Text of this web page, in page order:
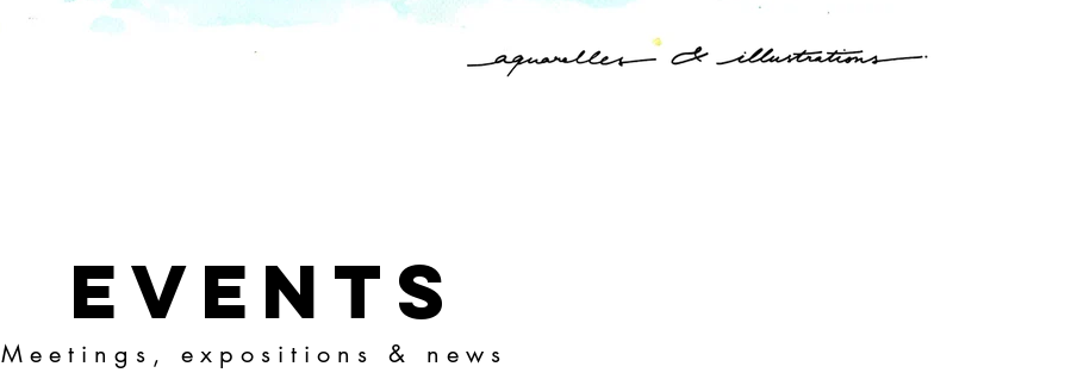
events
M e e t i n g s , e x p o s i t i o n s & n e w s